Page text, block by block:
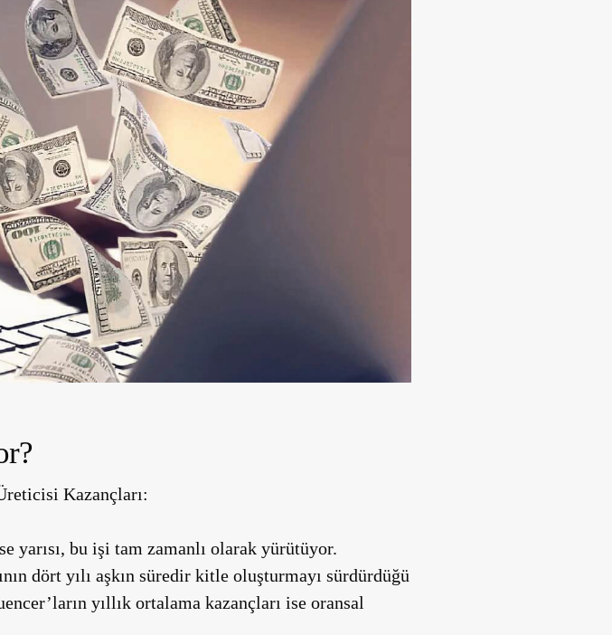
Kazançları:
yarısı, bu işi tam zamanlı olarak yürütüyor.
dört yılı aşkın süredir kitle oluşturmayı sürdürdüğü
yıllık ortalama kazançları ise oransal